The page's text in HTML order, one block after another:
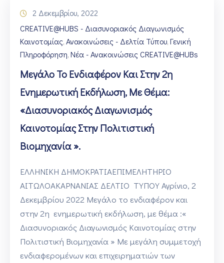
2 Δεκεμβρίου, 2022
CREATIVE@HUBS - Διασυνοριακός Διαγωνισμός
Καινοτομίας‚ Ανακοινώσεις - Δελτία Τύπου‚ Γενική
Πληροφόρηση‚ Νέα - Ανακοινώσεις CREATIVE@HUBs
Μεγάλο Το Ενδιαφέρον Και Στην 2η
Ενημερωτική Εκδήλωση, Με Θέμα:
«Διασυνοριακός Διαγωνισμός
Καινοτομίας Στην Πολιτιστική
Βιομηχανία ».
ΕΛΛΗΝΙΚΗ ΔΗΜΟΚΡΑΤΙΑΕΠΙΜΕΛΗΤΗΡΙΟ
ΑΙΤΩΛΟΑΚΑΡΝΑΝΙΑΣ ΔΕΛΤΙΟ ΤΥΠΟΥ Αγρίνιο, 2
Δεκεμβρίου 2022 Μεγάλο το ενδιαφέρον και
στην 2η ενημερωτική εκδήλωση, με θέμα :«
Διασυνοριακός Διαγωνισμός Καινοτομίας στην
Πολιτιστική Βιομηχανία » Με μεγάλη συμμετοχή
ενδιαφερομένων και επιχειρηματιών των